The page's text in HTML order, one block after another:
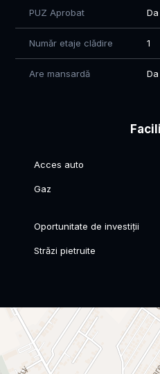
PUZ Aprobat Da
Număr etaje clădire 1
Are mansardă Da
Acces auto
Gaz
Oportunitate de investiții
Străzi pietruite